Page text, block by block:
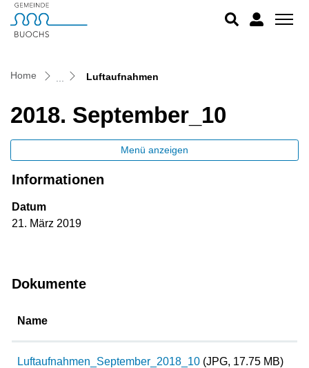
Home Luftaufnahmen
2018. September_10
Menü anzeigen
Informationen
Datum
21. März 2019
Dokumente
Name
Luftaufnahmen_September_2018_10 (JPG, 17.75 MB)